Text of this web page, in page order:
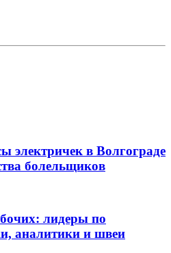
электричек в Волгограде
болельщиков
лидеры по
аналитики и швеи